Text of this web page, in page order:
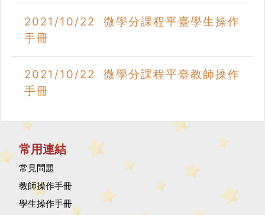
2021/10/22 微學分課程平臺學生操作
手冊
2021/10/22 微學分課程平臺教師操作
手冊
常用連結
常見問題
教師操作手冊
學生操作手冊